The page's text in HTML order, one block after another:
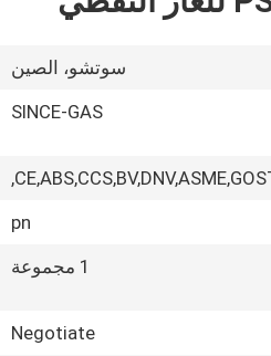
سوتشو، الصين
SINCE-GAS
pn
1 مجموعة
Negotiate